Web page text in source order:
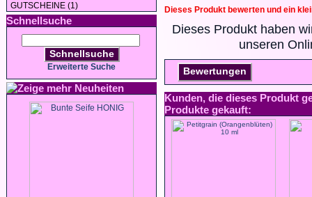
GUTSCHEINE (1)
Schnellsuche
Schnellsuche
Erweiterte Suche
Neuheiten
Dieses Produkt bewerten und ein
Dieses Produkt haben
unseren
Bewertungen
Kunden, die dieses Produkt
Produkte gekauft: